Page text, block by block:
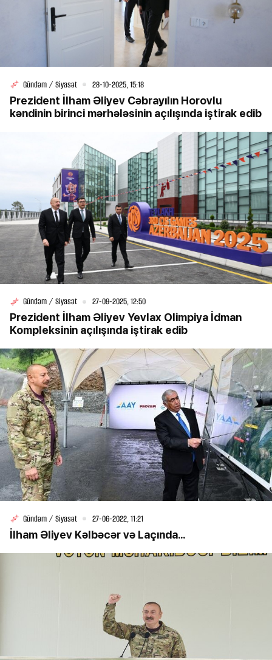
Gündəm / Siyasət 28-10-2025, 15:18
Prezident İlham Əliyev Cəbrayılın Horovlu
kəndinin birinci mərhələsinin açılışında iştirak edib
Gündəm / Siyasət 27-09-2025, 12:50
Prezident İlham Əliyev Yevlax Olimpiya İdman
Kompleksinin açılışında iştirak edib
Gündəm / Siyasət 27-06-2022, 11:21
İlham Əliyev Kəlbəcər və Laçında...